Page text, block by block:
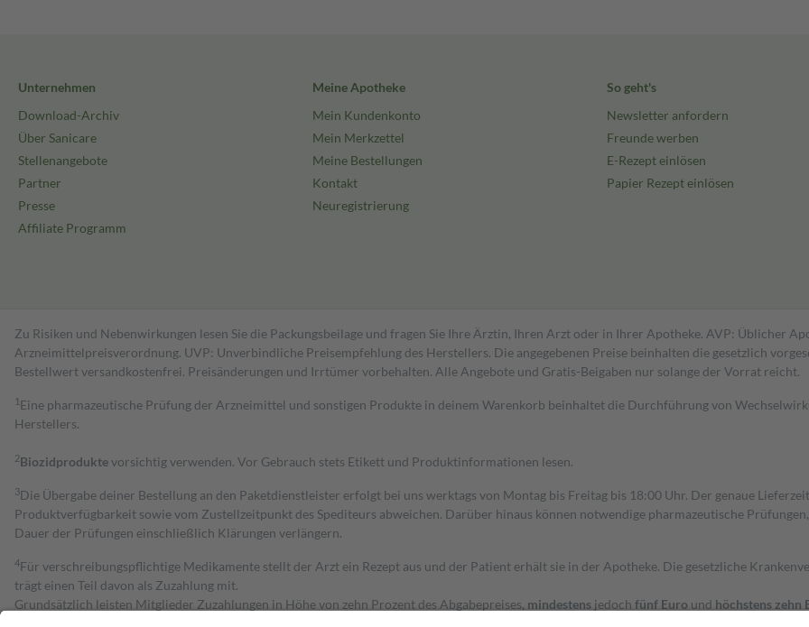
Unternehmen
Download-Archiv
Über Sanicare
Stellenangebote
Partner
Presse
Affiliate Programm
Meine Apotheke
Mein Kundenkonto
Mein Merkzettel
Meine Bestellungen
Kontakt
Neuregistrierung
So geht's
Newsletter anfordern
Freunde werben
E-Rezept einlösen
Papier Rezept einlösen
Zu Risiken und Nebenwirkungen lesen Sie die Packungsbeilage und fragen Sie Ihre Ärztin, Ihren Arzt oder in Ihrer Apotheke. AVP: Üblicher
Arzneimittelpreisverordnung. UVP: Unverbindliche Preisempfehlung des Herstellers. Die angegebenen Preise beinhalten die gesetzlich
Bestell­wert versand­kosten­frei. Preisänderungen und Irrtümer vorbehalten. Alle Angebote und Gratis-Beigaben nur solange der Vorrat reicht.
1 Eine pharmazeutische Prüfung der Arzneimittel und sonstigen Produkte in deinem Warenkorb beinhaltet die Durchführung von
Herstellers.
2Biozidproduktevorsichtig verwenden. Vor Gebrauch stets Etikett und Produktinformationen lesen.
3Die Übergabe deiner Bestellung an den Paketdienstleister erfolgt bei uns werktags von Montag bis Freitag bis 18:00 Uhr. Der genaue
Produktverfügbarkeit sowie vom Zustellzeitpunkt des Spediteurs abweichen. Darüber hinaus können notwendige pharmazeutische
Dauer der Prüfungen einschließlich Klärungen verlängern.
4Für verschreibungspflichtige Medikamente stellt der Arzt ein Rezept aus und der Patient erhält sie in der Apotheke. Die gesetzliche
trägt einen Teil davon als Zuzahlung mit.
Grundsätzlich leisten Mitglieder Zuzahlungen in Höhe von zehn Prozent des Abgabepreises, mindestens jedoch fünf Euro und höchstens zehn